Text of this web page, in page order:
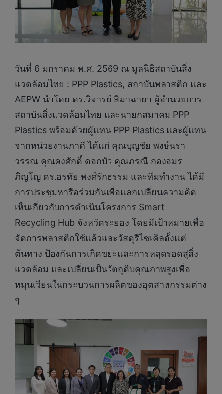
วันที่ 6 มกราคม พ.ศ. 2569 ณ มูลนิธิสถาบันสิ่ง
แวดล้อมไทย : PPP Plastics, สถาบันพลาสติก และ
AEPW นำโดย ดร.วิจารย์ สิมาฉายา ผู้อำนวยการ
สถาบันสิ่งแวดล้อมไทย และนายกสมาคม PPP
Plastics พร้อมด้วยผู้แทน PPP Plastics และผู้แทน
จากหน่วยงานภาคี ได้แก่ คุณบุญชัย พงษ์นรา
วรรณ คุณคงศักดิ์ ดอกบัว คุณภรณี กองอมร
ภิญโญ ดร.อรทัย พงศ์รักธรรม และทีมทำงาน ได้มี
การประชุมหารือร่วมกันเพื่อแลกเปลี่ยนความคิด
เห็นเกี่ยวกับการดำเนินโครงการ Smart
Recycling Hub จังหวัดระยอง โดยมีเป้าหมายเพื่อ
จัดการพลาสติกใช้แล้วและวัสดุรีไซเคิลตั้งแต่
ต้นทาง ป้องกันการเกิดขยะและการหลุดรอดสู่สิ่ง
แวดล้อม และเปลี่ยนเป็นวัตถุดิบคุณภาพสูงเพื่อ
หมุนเวียนในกระบวนการผลิตของอุตสาหกรรมต่าง
ๆ